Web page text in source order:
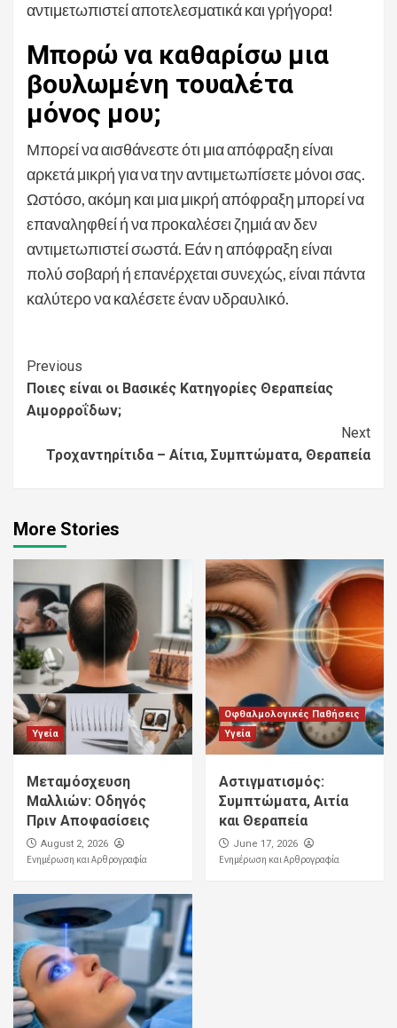
αντιμετωπιστεί αποτελεσματικά και γρήγορα!
Μπορώ να καθαρίσω μια
βουλωμένη τουαλέτα
μόνος μου;
Μπορεί να αισθάνεστε ότι μια απόφραξη είναι
αρκετά μικρή για να την αντιμετωπίσετε μόνοι σας.
Ωστόσο, ακόμη και μια μικρή απόφραξη μπορεί να
επαναληφθεί ή να προκαλέσει ζημιά αν δεν
αντιμετωπιστεί σωστά. Εάν η απόφραξη είναι
πολύ σοβαρή ή επανέρχεται συνεχώς, είναι πάντα
καλύτερο να καλέσετε έναν υδραυλικό.
Continue
Reading
Previous
Ποιες είναι οι Βασικές Κατηγορίες Θεραπείας
Αιμορροΐδων;
Next
Τροχαντηρίτιδα – Αίτια, Συμπτώματα, Θεραπεία
More Stories
Υγεία
Μεταμόσχευση
Μαλλιών: Οδηγός
Πριν Αποφασίσεις
August 2, 2026
Ενημέρωση και Αρθρογραφία
Οφθαλμολογικές Παθήσεις
Υγεία
Αστιγματισμός:
Συμπτώματα, Αιτία
και Θεραπεία
June 17, 2026
Ενημέρωση και Αρθρογραφία